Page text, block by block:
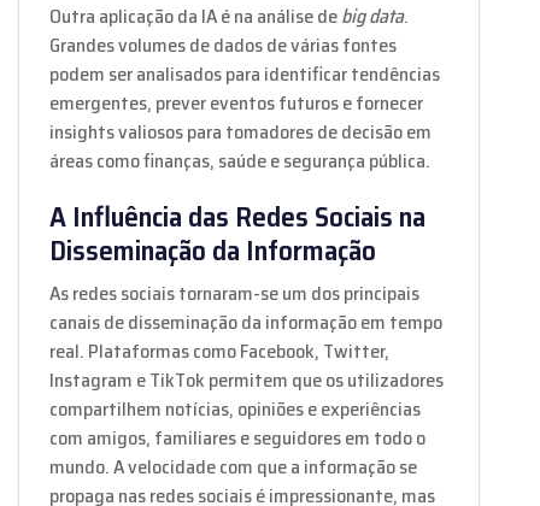
Outra aplicação da IA é na análise debig data.
Grandes volumes de dados de várias fontes
podem ser analisados para identificar tendências
emergentes, prever eventos futuros e fornecer
insights valiosos para tomadores de decisão em
áreas como finanças, saúde e segurança pública.
A Influência das Redes Sociais na
Disseminação da Informação
As redes sociais tornaram-se um dos principais
canais de disseminação da informação em tempo
real. Plataformas como Facebook, Twitter,
Instagram e TikTok permitem que os utilizadores
compartilhem notícias, opiniões e experiências
com amigos, familiares e seguidores em todo o
mundo. A velocidade com que a informação se
propaga nas redes sociais é impressionante, mas